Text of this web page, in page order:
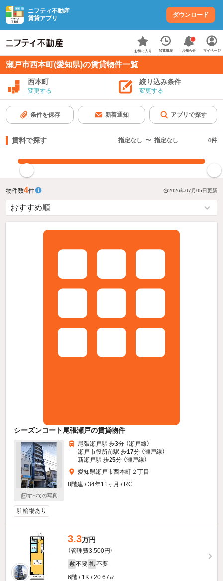
ニフティ不動産
賃貸アプリ
ダウンロード
お気に入り 閲覧履歴 お知らせ マイページ
瀬戸市西本町(愛知県)の賃貸物件一覧
西本町
変更する
絞り込み条件
変更する
条件を保存 新着通知 アプリで探す
賃料で探す 指定なし 〜 指定なし 4件
物件数4件 2026年07月05日更新
シーズンコート尾張瀬戸の賃貸物件
すべての写真
尾張瀬戸駅 歩3分 （瀬戸線）
瀬戸市役所前駅 歩17分 （瀬戸線）
新瀬戸駅 歩25分 （瀬戸線）
愛知県瀬戸市西本町２丁目
8階建 / 34年11ヶ月 / RC
駐輪場あり
3.3万円
（管理費3,500円）
敷 不要 礼 不要
6階 / 1K / 20.67㎡